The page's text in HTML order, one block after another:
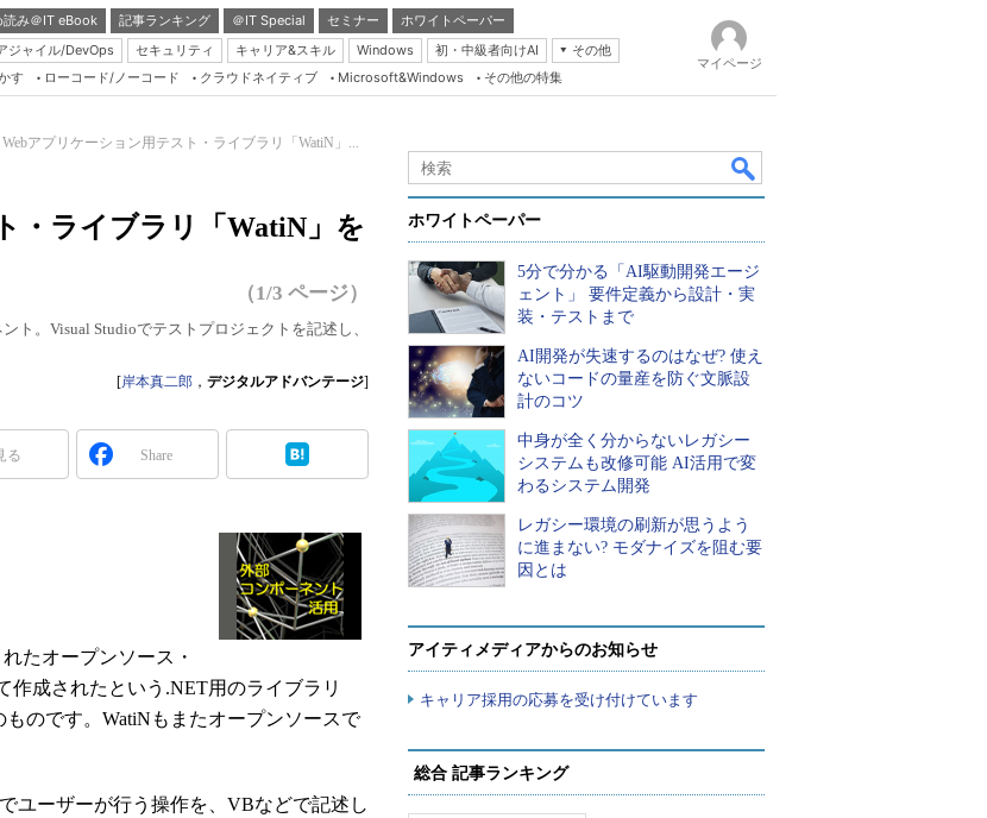
読み＠IT eBook 記事ランキング ＠IT Special セミナー
ホワイトペーパー
ジャイル/DevOps セキュリティ キャリア&スキル Windows 初・中級者向けAI
その他
Server & Storage
Java Agile
Database Expert
Linux ＆ OSS
Master of IP Network
Security & Trust
Test & Tools
Insider.NET
す ローコード/ノーコード クラウドネイティブ Microsoft&Windows その他の特集
マイページ
Webアプリケーション用テスト・ライブラリ「WatiN」...
・ライブラリ「WatiN」を
（1/3 ページ）
ト。Visual Studioでテストプロジェクトを記述し、
[岸本真二郎 ， デジタルアドバンテージ]
る Share
たオープンソース・
作成されたという.NET用のライブラリ
のです。WatiNもまたオープンソースで
ユーザーが行う操作を、VBなどで記述し
ホワイトペーパー
5分で分かる「AI駆動開発エージ
ェント」 要件定義から設計・実
装・テストまで
AI開発が失速するのはなぜ? 使え
ないコードの量産を防ぐ文脈設
計のコツ
中身が全く分からないレガシー
システムも改修可能 AI活用で変
わるシステム開発
レガシー環境の刷新が思うよう
に進まない? モダナイズを阻む要
因とは
アイティメディアからのお知らせ
キャリア採用の応募を受け付けています
総合 記事ランキング